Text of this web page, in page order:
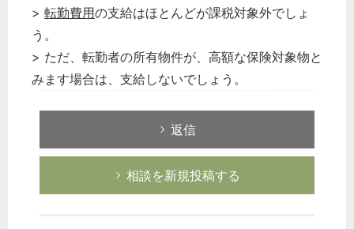
> 転勤費用の支給はほとんどが課税対象外でしょ
う。
> ただ、転勤者の所有物件が、高額な保険対象物と
みます場合は、支給しないでしょう。
返信
相談を新規投稿する